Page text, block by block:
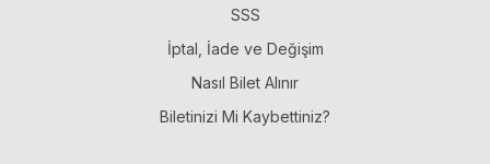
SSS
İptal, İade ve Değişim
Nasıl Bilet Alınır
Biletinizi Mi Kaybettiniz?